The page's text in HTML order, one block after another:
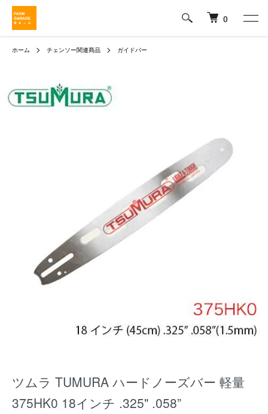
0
ホーム チェンソー関連商品 ガイドバー
ツムラ TUMURA ハードノーズバー 軽量
375HK0 18インチ .325" .058”